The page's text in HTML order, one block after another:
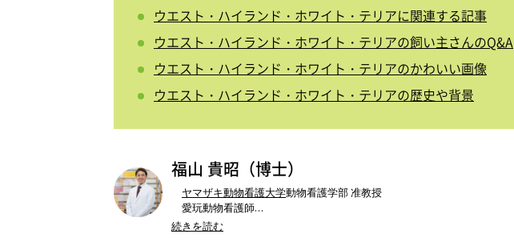
ウエスト・ハイランド・ホワイト・テリアに関連する記事
ウエスト・ハイランド・ホワイト・テリアの飼い主さんのQ&A
ウエスト・ハイランド・ホワイト・テリアのかわいい画像
ウエスト・ハイランド・ホワイト・テリアの歴史や背景
福山 貴昭（博士）
ヤマザキ動物看護大学動物看護学部 准教授
愛玩動物看護師
ドッググルーミングスペシャリスト
続きを読む